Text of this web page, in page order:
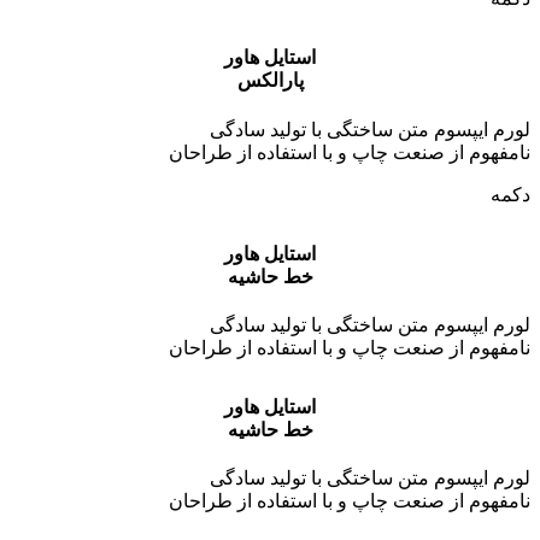
استایل هاور
پارالکس
لورم ایپسوم متن ساختگی با تولید سادگی
نامفهوم از صنعت چاپ و با استفاده از طراحان
دکمه
استایل هاور
خط حاشیه
لورم ایپسوم متن ساختگی با تولید سادگی
نامفهوم از صنعت چاپ و با استفاده از طراحان
استایل هاور
خط حاشیه
لورم ایپسوم متن ساختگی با تولید سادگی
نامفهوم از صنعت چاپ و با استفاده از طراحان